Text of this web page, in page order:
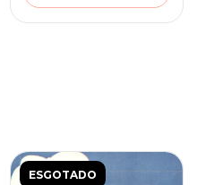
ESGOTADO